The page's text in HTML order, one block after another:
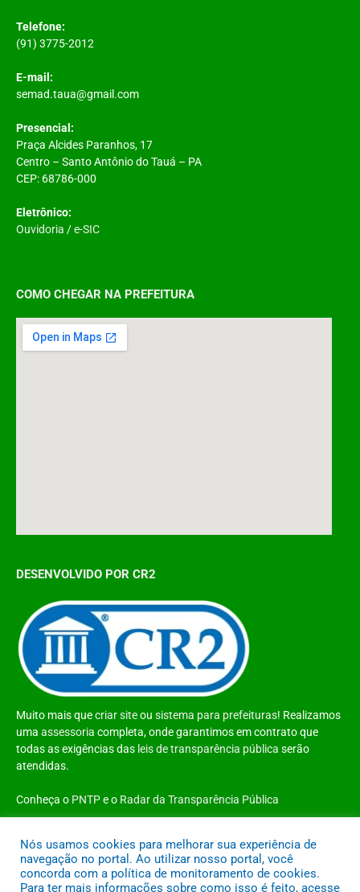
Telefone:
(91) 3775-2012
E-mail:
semad.taua@gmail.com
Presencial:
Praça Alcides Paranhos, 17
Centro – Santo Antônio do Tauá – PA
CEP: 68786-000
Eletrônico:
Ouvidoria /e-SIC
COMO CHEGAR NA PREFEITURA
DESENVOLVIDO POR CR2
Muito mais quecriar siteou sistema para prefeituras! Realizamos
uma assessoria completa, onde garantimos em contrato que
todas as exigências das leis de transparência pública serão
atendidas.
Conheça o PNTPe o Radar da Transparência Pública
Todos os direitos reservados a Prefeitura Municipal de Santo Antônio do
Nós usamos cookies para melhorar sua experiência de
navegação no portal. Ao utilizar nosso portal, você
concorda com a política de monitoramento de cookies.
Para ter mais informações sobre como isso é feito, acesse